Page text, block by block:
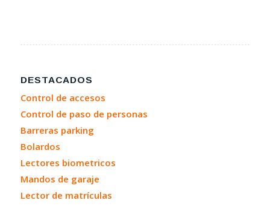
DESTACADOS
Control de accesos
Control de paso de personas
Barreras parking
Bolardos
Lectores biometricos
Mandos de garaje
Lector de matrículas